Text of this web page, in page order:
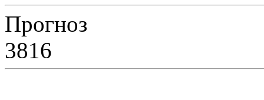
Прогноз
3816